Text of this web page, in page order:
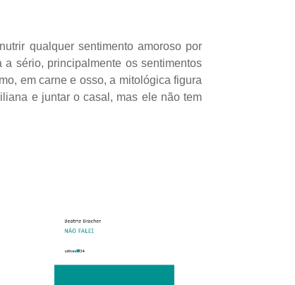
qualquer sentimento amoroso por
sério, principalmente os sentimentos
em carne e osso, a mitológica figura
e juntar o casal, mas ele não tem